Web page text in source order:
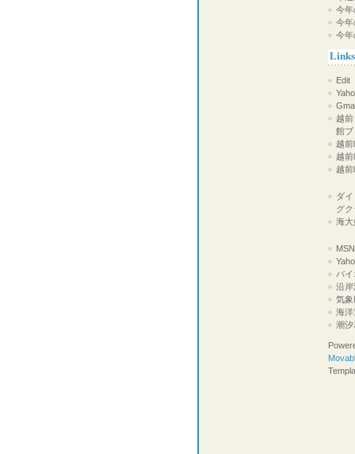
今年
今年
今年
Links
Edit
越
館ブ
越
越
越
ダ
グ
海大
バ
沿岸
気象
海洋
潮汐